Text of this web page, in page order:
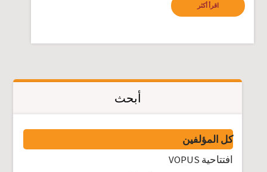
اقرأ أكثر
أبحث
كل المؤلفين
افتتاحية VOPUS